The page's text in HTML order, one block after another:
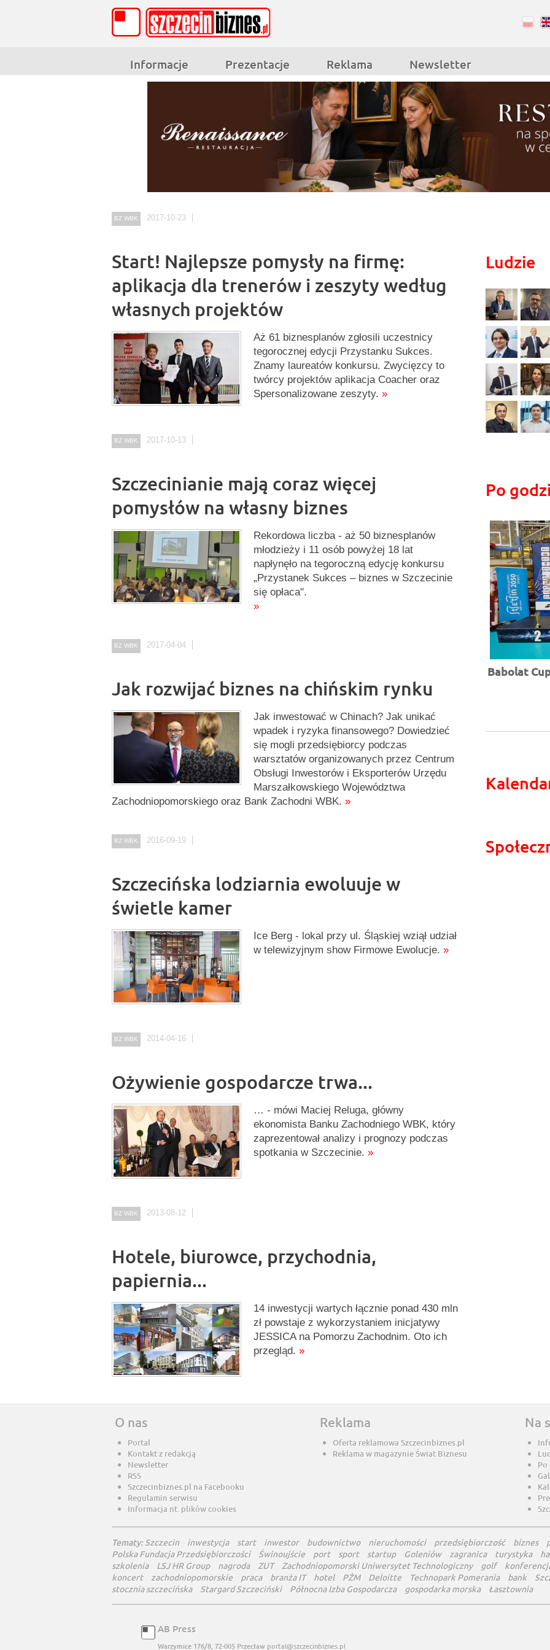
Informacje Prezentacje Reklama Newsletter
BZ WBK 2017-10-23
Start! Najlepsze pomysły na firmę:
aplikacja dla trenerów i zeszyty według
własnych projektów
Aż 61 biznesplanów zgłosili uczestnicy
tegorocznej edycji Przystanku Sukces.
Znamy laureatów konkursu. Zwycięzcy to
twórcy projektów aplikacja Coacher oraz
Spersonalizowane zeszyty. »
BZ WBK 2017-10-13
Szczecinianie mają coraz więcej
pomysłów na własny biznes
Rekordowa liczba - aż 50 biznesplanów
młodzieży i 11 osób powyżej 18 lat
napłynęło na tegoroczną edycję konkursu
„Przystanek Sukces – biznes w Szczecinie
się opłaca".
»
BZ WBK 2017-04-04
Jak rozwijać biznes na chińskim rynku
Jak inwestować w Chinach? Jak unikać
wpadek i ryzyka finansowego? Dowiedzieć
się mogli przedsiębiorcy podczas
warsztatów organizowanych przez Centrum
Obsługi Inwestorów i Eksporterów Urzędu
Marszałkowskiego Województwa
Zachodniopomorskiego oraz Bank Zachodni WBK. »
BZ WBK 2016-09-19
Szczecińska lodziarnia ewoluuje w
świetle kamer
Ice Berg - lokal przy ul. Śląskiej wziął udział
w telewizyjnym show Firmowe Ewolucje. »
BZ WBK 2014-04-16
Ożywienie gospodarcze trwa...
… - mówi Maciej Reluga, główny
ekonomista Banku Zachodniego WBK, który
zaprezentował analizy i prognozy podczas
spotkania w Szczecinie. »
BZ WBK 2013-08-12
Hotele, biurowce, przychodnia,
papiernia...
14 inwestycji wartych łącznie ponad 430 mln
zł powstaje z wykorzystaniem inicjatywy
JESSICA na Pomorzu Zachodnim. Oto ich
przegląd. »
Ludzie
Po
Babolat
O nas
Portal
Kontakt z redakcją
Newsletter
RSS
Szczecinbiznes.pl na Facebooku
Regulamin serwisu
Informacja nt. plików cookies
Reklama
Oferta reklamowa Szczecinbiznes.pl
Reklama w magazynie Świat Biznesu
Na
Tematy:Szczecin inwestycja start inwestor budownictwo nieruchomości przedsiębiorczość biznes
Polska Fundacja Przedsiębiorczości
Świnoujście port sport startup Goleniów zagranica turystyka
szkolenia
LSJ HR Group nagroda ZUT Zachodniopomorski Uniwersytet Technologiczny golf
koncert
zachodniopomorskie praca branża IT hotel PŻM Deloitte Technopark Pomerania bank
stocznia szczecińska
Stargard Szczeciński Północna Izba Gospodarcza gospodarka morska Łasztownia
AB Press
Warzymice 176/8, 72-005 Przecław portal@szczecinbiznes.pl